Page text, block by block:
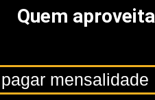
Quem
mensalidade